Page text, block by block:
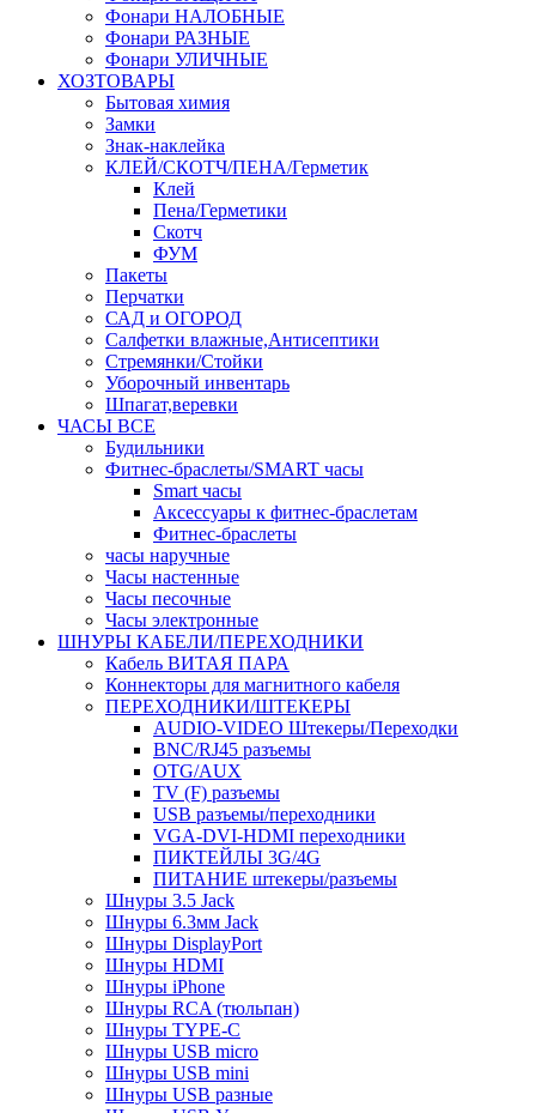
Фонари НАЛОБНЫЕ
Фонари РАЗНЫЕ
Фонари УЛИЧНЫЕ
ХОЗТОВАРЫ
Бытовая химия
Замки
Знак-наклейка
КЛЕЙ/СКОТЧ/ПЕНА/Герметик
Клей
Пена/Герметики
Скотч
ФУМ
Пакеты
Перчатки
САД и ОГОРОД
Салфетки влажные,Антисептики
Стремянки/Стойки
Уборочный инвентарь
Шпагат,веревки
ЧАСЫ ВСЕ
Будильники
Фитнес-браслеты/SMART часы
Smart часы
Аксессуары к фитнес-браслетам
Фитнес-браслеты
часы наручные
Часы настенные
Часы песочные
Часы электронные
ШНУРЫ КАБЕЛИ/ПЕРЕХОДНИКИ
Кабель ВИТАЯ ПАРА
Коннекторы для магнитного кабеля
ПЕРЕХОДНИКИ/ШТЕКЕРЫ
AUDIO-VIDEO Штекеры/Переходки
BNC/RJ45 разъемы
OTG/AUX
TV (F) разъемы
USB разъемы/переходники
VGA-DVI-HDMI переходники
ПИКТЕЙЛЫ 3G/4G
ПИТАНИЕ штекеры/разъемы
Шнуры 3.5 Jack
Шнуры 6.3мм Jack
Шнуры DisplayPort
Шнуры HDMI
Шнуры iPhone
Шнуры RCA (тюльпан)
Шнуры TYPE-C
Шнуры USB micro
Шнуры USB mini
Шнуры USB разные